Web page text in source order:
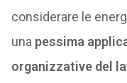
considerare le
una pessima
organizzative del